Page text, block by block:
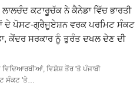
ਕਟਾਰੂਚੱਕ ਨੇ ਕੈਨੇਡਾ ਵਿੱਚ ਭਾਰਤੀ
ਦੇ ਪੋਸਟ-ਗ੍ਰੈਜੂਏਸ਼ਨ ਵਰਕ ਪਰਮਿਟ ਸੰਕਟ
ਕੇਂਦਰ ਸਰਕਾਰ ਨੂੰ ਤੁਰੰਤ ਦਖਲ ਦੇਣ ਦੀ
ਵਿਦਿਆਰਥੀਆਂ, ਵਿਸ਼ੇਸ਼ ਤੌਰ 'ਤੇ ਪੰਜਾਬੀ
ਸੰਕਟ 'ਤੇ…